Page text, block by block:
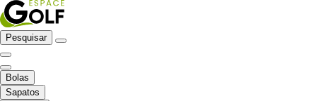
Pesquisar
Bolas
Sapatos